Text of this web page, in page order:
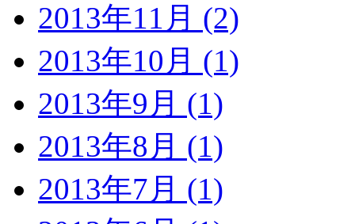
2013年11月 (2)
2013年10月 (1)
2013年9月 (1)
2013年8月 (1)
2013年7月 (1)